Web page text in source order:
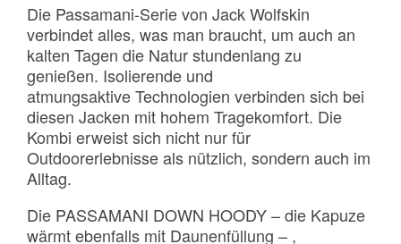
Die Passamani-Serie von Jack Wolfskin
verbindet alles, was man braucht, um auch an
kalten Tagen die Natur stundenlang zu
genießen. Isolierende und
atmungsaktive Technologien verbinden sich bei
diesen Jacken mit hohem Tragekomfort. Die
Kombi erweist sich nicht nur für
Outdoorerlebnisse als nützlich, sondern auch im
Alltag.
Die PASSAMANI DOWN HOODY – die Kapuze
wärmt ebenfalls mit Daunenfüllung – ,